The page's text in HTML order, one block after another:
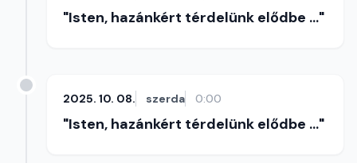
"Isten, hazánkért térdelünk elődbe ..."
2025. 10. 08. szerda 0:00
"Isten, hazánkért térdelünk elődbe ..."